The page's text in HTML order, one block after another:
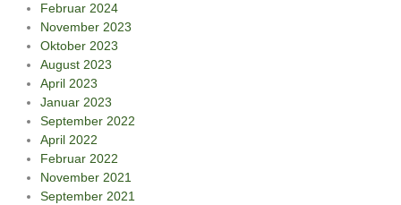
Februar 2024
November 2023
Oktober 2023
August 2023
April 2023
Januar 2023
September 2022
April 2022
Februar 2022
November 2021
September 2021